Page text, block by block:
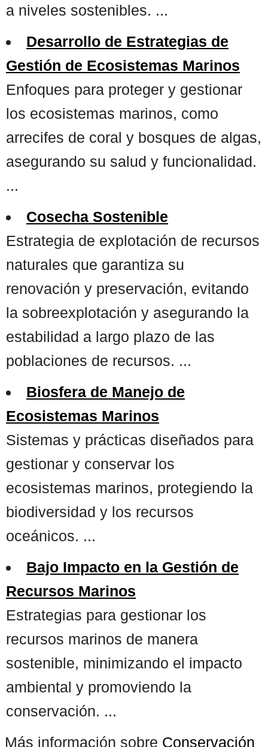
a niveles sostenibles. ...
Desarrollo de Estrategias de
Gestión de Ecosistemas Marinos
Enfoques para proteger y gestionar
los ecosistemas marinos, como
arrecifes de coral y bosques de algas,
asegurando su salud y funcionalidad.
...
Cosecha Sostenible
Estrategia de explotación de recursos
naturales que garantiza su
renovación y preservación, evitando
la sobreexplotación y asegurando la
estabilidad a largo plazo de las
poblaciones de recursos. ...
Biosfera de Manejo de
Ecosistemas Marinos
Sistemas y prácticas diseñados para
gestionar y conservar los
ecosistemas marinos, protegiendo la
biodiversidad y los recursos
oceánicos. ...
Bajo Impacto en la Gestión de
Recursos Marinos
Estrategias para gestionar los
recursos marinos de manera
sostenible, minimizando el impacto
ambiental y promoviendo la
conservación. ...
Más información sobre Conservación